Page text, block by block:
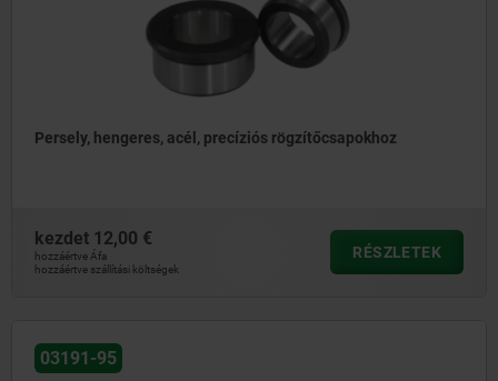
Persely, hengeres, acél, precíziós rögzítőcsapokhoz
kezdet 12,00 €
hozzáértve Áfa
hozzáértve szállítási költségek
RÉSZLETEK
03191-95